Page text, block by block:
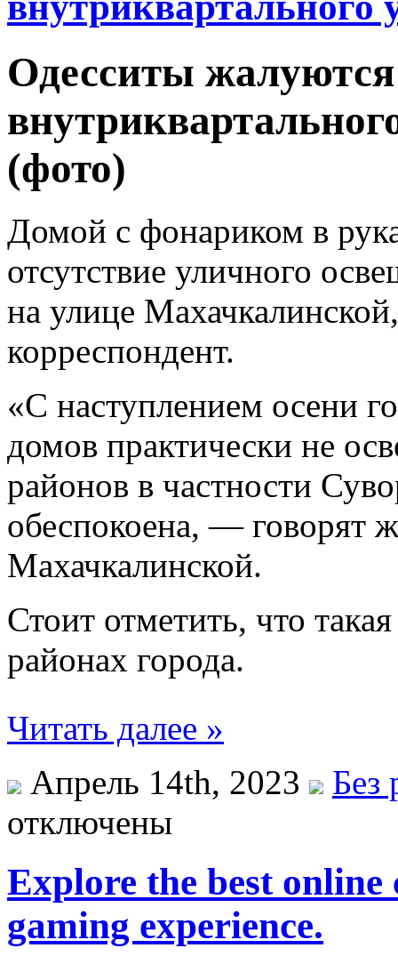
Одесситы жалуются
(фото)
Домой с фонариком в
отсутствие уличного
на улице
корреспондент.
«С наступлением осени
домов практически не
районов в частности
обеспокоена, — говорят
Махачкалинской.
Стоит отметить, что
районах города.
Читать далее »
Апрель 14th, 2023
Без
отключены
Explore the best
gaming experience.